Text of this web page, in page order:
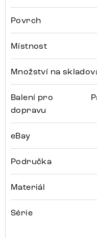
Povrch
Místnost
Množství na
Balení pro
dopravu
eBay
Područka
Materiál
Série